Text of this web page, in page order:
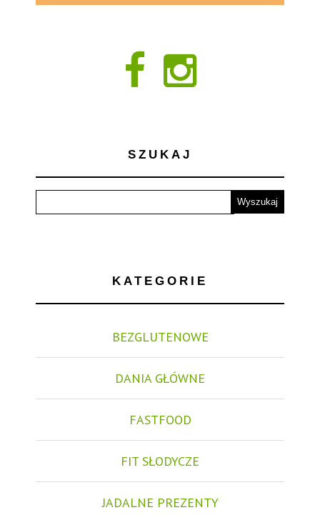
SZUKAJ
KATEGORIE
BEZGLUTENOWE
DANIA GŁÓWNE
FASTFOOD
FIT SŁODYCZE
JADALNE PREZENTY